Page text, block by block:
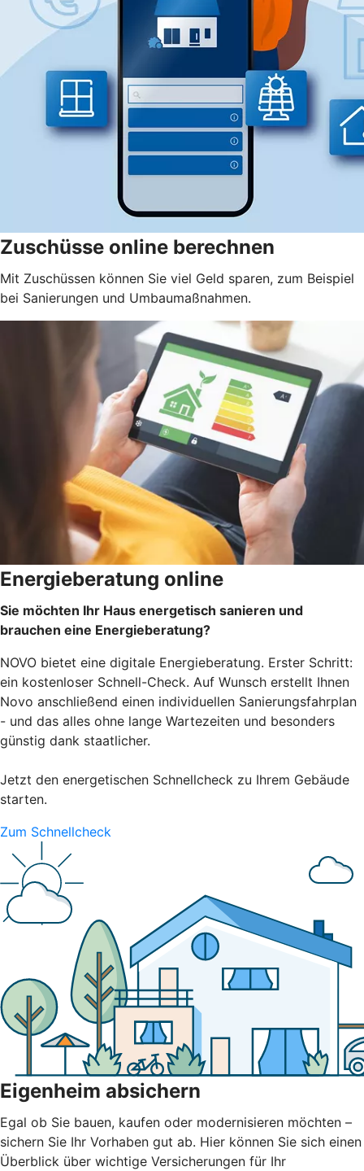
Zuschüsse online berechnen
Mit Zuschüssen können Sie viel Geld sparen, zum Beispiel
bei Sanierungen und Umbaumaßnahmen.
Energieberatung online
Sie möchten Ihr Haus energetisch sanieren und
brauchen eine Energieberatung?
NOVO bietet eine digitale Energieberatung. Erster Schritt:
ein kostenloser Schnell-Check. Auf Wunsch erstellt Ihnen
Novo anschließend einen individuellen Sanierungsfahrplan
- und das alles ohne lange Wartezeiten und besonders
günstig dank staatlicher.
Jetzt den energetischen Schnellcheck zu Ihrem Gebäude
starten.
Zum Schnellcheck
Eigenheim absichern
Egal ob Sie bauen, kaufen oder modernisieren möchten –
sichern Sie Ihr Vorhaben gut ab. Hier können Sie sich einen
Überblick über wichtige Versicherungen für Ihr